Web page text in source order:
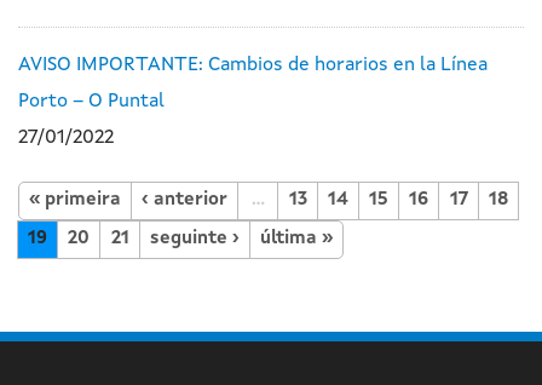
AVISO IMPORTANTE: Cambios de horarios en la Línea
Porto – O Puntal
27/01/2022
« primeira ‹ anterior … 13 14 15 16 17 18
19 20 21 seguinte › última »